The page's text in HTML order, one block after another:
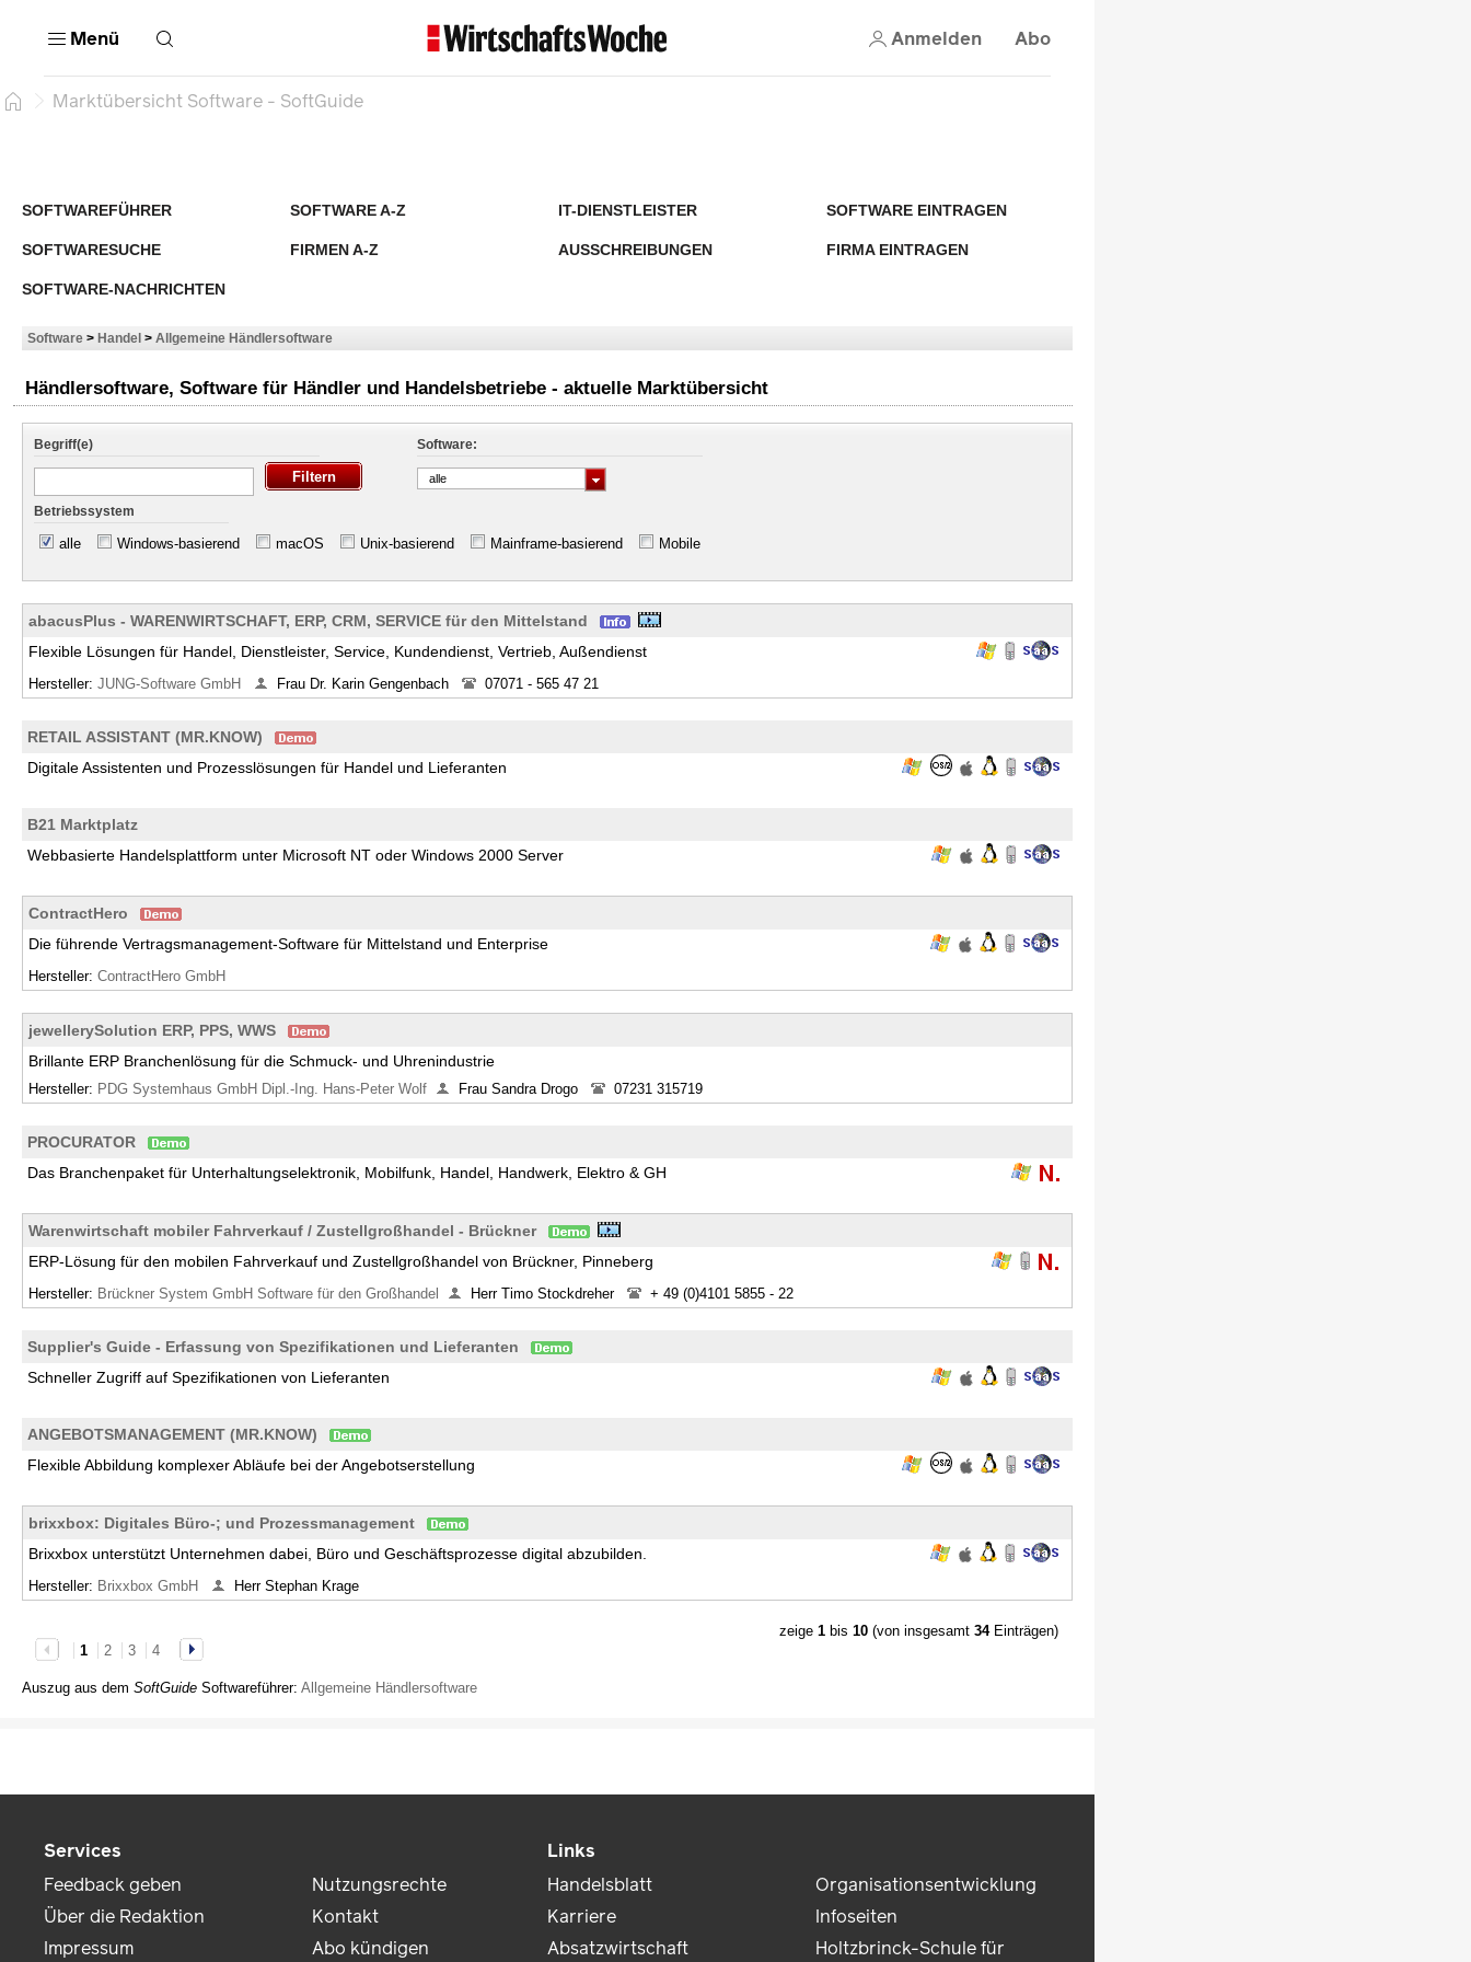
Menü Anmelden Abo
Marktübersicht Software - SoftGuide
SOFTWAREFÜHRER SOFTWARE A-Z IT-DIENSTLEISTER SOFTWARE EINTRAGEN
SOFTWARESUCHE FIRMEN A-Z AUSSCHREIBUNGEN FIRMA EINTRAGEN
SOFTWARE-NACHRICHTEN
Software > Handel > Allgemeine Händlersoftware
Händlersoftware, Software für Händler und Handelsbetriebe - aktuelle Marktübersicht
Begriff(e) Software:
alle
Betriebssystem
alle Windows-basierend macOS Unix-basierend Mainframe-basierend Mobile
abacusPlus - WARENWIRTSCHAFT, ERP, CRM, SERVICE für den Mittelstand
Flexible Lösungen für Handel, Dienstleister, Service, Kundendienst, Vertrieb, Außendienst
Hersteller: JUNG-Software GmbH Frau Dr. Karin Gengenbach 07071 - 565 47 21
RETAIL ASSISTANT (MR.KNOW)
Digitale Assistenten und Prozesslösungen für Handel und Lieferanten
B21 Marktplatz
Webbasierte Handelsplattform unter Microsoft NT oder Windows 2000 Server
ContractHero
Die führende Vertragsmanagement-Software für Mittelstand und Enterprise
Hersteller: ContractHero GmbH
jewellerySolution ERP, PPS, WWS
Brillante ERP Branchenlösung für die Schmuck- und Uhrenindustrie
Hersteller: PDG Systemhaus GmbH Dipl.-Ing. Hans-Peter Wolf Frau Sandra Drogo 07231 315719
PROCURATOR
Das Branchenpaket für Unterhaltungselektronik, Mobilfunk, Handel, Handwerk, Elektro & GH
Warenwirtschaft mobiler Fahrverkauf / Zustellgroßhandel - Brückner
ERP-Lösung für den mobilen Fahrverkauf und Zustellgroßhandel von Brückner, Pinneberg
Hersteller: Brückner System GmbH Software für den Großhandel Herr Timo Stockdreher + 49 (0)4101 5855 - 22
Supplier's Guide - Erfassung von Spezifikationen und Lieferanten
Schneller Zugriff auf Spezifikationen von Lieferanten
ANGEBOTSMANAGEMENT (MR.KNOW)
Flexible Abbildung komplexer Abläufe bei der Angebotserstellung
brixxbox: Digitales Büro-; und Prozessmanagement
Brixxbox unterstützt Unternehmen dabei, Büro und Geschäftsprozesse digital abzubilden.
Hersteller: Brixxbox GmbH Herr Stephan Krage
zeige 1bis 10(von insgesamt 34Einträgen)
1
2 3 4
Auszug aus dem SoftGuide Softwareführer: Allgemeine Händlersoftware
Services
Feedback geben
Über die Redaktion
Impressum
Nutzungsrechte
Kontakt
Abo kündigen
Links
Handelsblatt
Karriere
Absatzwirtschaft
Organisationsentwicklung
Infoseiten
Holtzbrinck-Schule für